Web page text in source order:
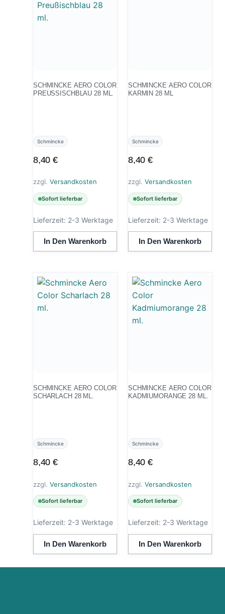
SCHMINCKE AERO COLOR
PREUSSISCHBLAU 28 ML.
Schmincke
8,40€
zzgl. Versandkosten
Sofort lieferbar
Lieferzeit: 2-3 Werktage
In Den Warenkorb
SCHMINCKE AERO COLOR
KARMIN 28 ML
Schmincke
8,40€
zzgl. Versandkosten
Sofort lieferbar
Lieferzeit: 2-3 Werktage
In Den Warenkorb
SCHMINCKE AERO COLOR
SCHARLACH 28 ML.
Schmincke
8,40€
zzgl. Versandkosten
Sofort lieferbar
Lieferzeit: 2-3 Werktage
In Den Warenkorb
SCHMINCKE AERO COLOR
KADMIUMORANGE 28 ML.
Schmincke
8,40€
zzgl. Versandkosten
Sofort lieferbar
Lieferzeit: 2-3 Werktage
In Den Warenkorb